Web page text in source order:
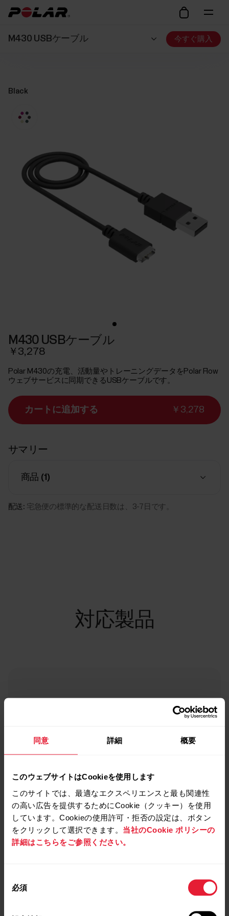
同意 詳細 概要
このウェブサイトはCookieを使用します
このサイトでは、最適なエクスペリエンスと最も関連性
の高い広告を提供するためにCookie（クッキー）を使用
しています。Cookieの使用許可・拒否の設定は、ボタン
をクリックして選択できます。 当社のCookie ポリシーの
詳細はこちらをご参照ください。
必須
M430 USBケーブル 今すぐ購入
Black
M430 USBケーブル
￥3,278
Polar M430の充電、活動量やトレーニングデータをPolar Flow
ウェブサービスに同期できるUSBケーブルです。
カートに追加する ￥3,278
サマリー
商品 (1 )
配送: 宅急便の標準的な配送日数は、3-7日です。
対応製品